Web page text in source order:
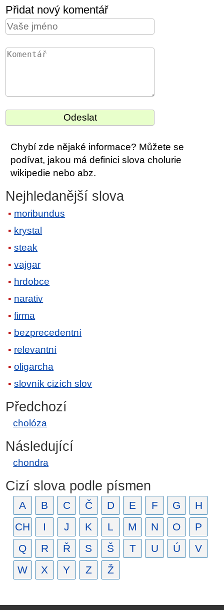
Přidat nový komentář
Chybí zde nějaké informace? Můžete se
podívat, jakou má definici slova cholurie
wikipedie nebo abz.
Nejhledanější slova
moribundus
krystal
steak
vajgar
hrdobce
narativ
firma
bezprecedentní
relevantní
oligarcha
slovník cizích slov
Předchozí
cholóza
Následující
chondra
Cizí slova podle písmen
A B C Č D E F G
H
CH
I J K L M N O
P
Q
R Ř S Š T U Ú
V
W
X Y Z Ž